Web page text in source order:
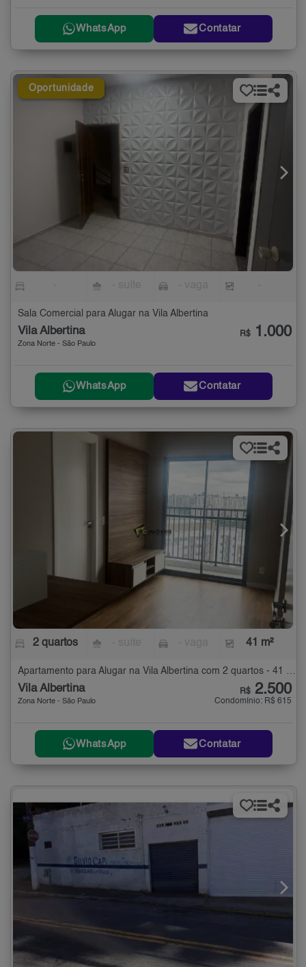
WhatsApp Contatar
Oportunidade
Sala Comercial para Alugar na Vila Albertina
Vila Albertina
Zona Norte - São Paulo
R$ 1.000
WhatsApp Contatar
2 quartos 41 m²
Apartamento para Alugar na Vila Albertina com 2 quartos - 41 m²
Vila Albertina
Zona Norte - São Paulo
R$ 2.500
Condomínio: R$ 615
WhatsApp Contatar